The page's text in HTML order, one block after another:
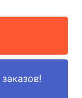
заказов!